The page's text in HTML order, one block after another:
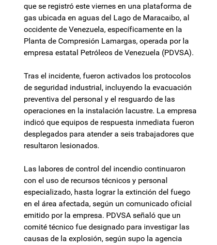
que se registró este viernes en una plataforma de
gas ubicada en aguas del Lago de Maracaibo, al
occidente de Venezuela, específicamente en la
Planta de Compresión Lamargas, operada por la
empresa estatal Petróleos de Venezuela (PDVSA).
Tras el incidente, fueron activados los protocolos
de seguridad industrial, incluyendo la evacuación
preventiva del personal y el resguardo de las
operaciones en la instalación lacustre. La empresa
indicó que equipos de respuesta inmediata fueron
desplegados para atender a seis trabajadores que
resultaron lesionados.
Las labores de control del incendio continuaron
con el uso de recursos técnicos y personal
especializado, hasta lograr la extinción del fuego
en el área afectada, según un comunicado oficial
emitido por la empresa. PDVSA señaló que un
comité técnico fue designado para investigar las
causas de la explosión, según supo la agencia